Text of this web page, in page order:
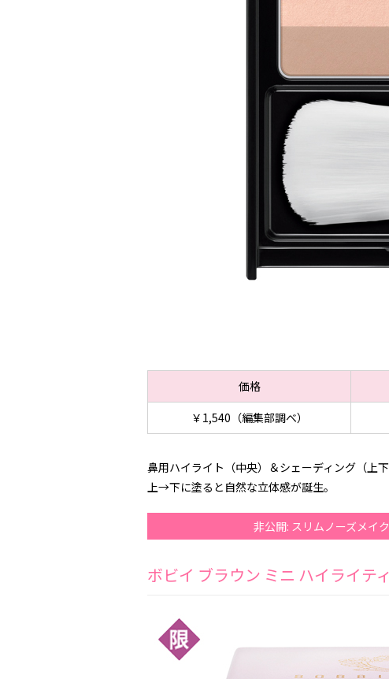
価格
￥1,540（編集部調べ）
鼻用ハイライト（中央）＆シェーディング（上
上→下に塗ると自然な立体感が誕生。
非公開: スリムノーズメイ
ボビイ ブラウン ミニ ハイライテ